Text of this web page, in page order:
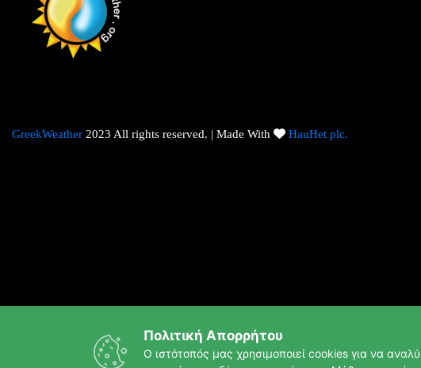
GreekWeather 2023 All rights reserved. | Made With HauHet plc.
Πολιτική Απορρήτου
Ο ιστότοπός μας χρησιμοποιεί cookies για να